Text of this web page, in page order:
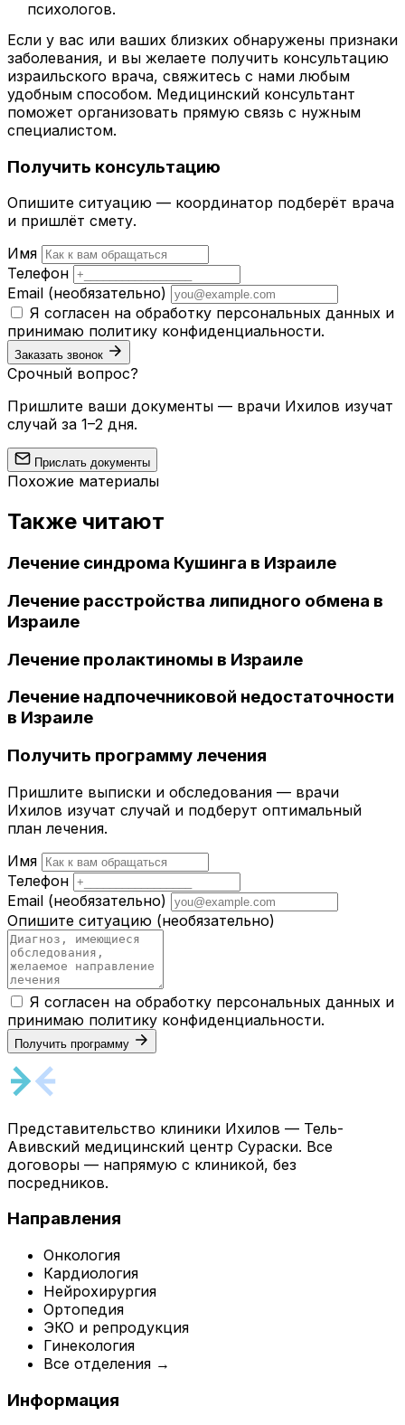
психологов.
Если у вас или ваших близких обнаружены признаки
заболевания, и вы желаете получить консультацию
израильского врача, свяжитесь с нами любым
удобным способом. Медицинский консультант
поможет организовать прямую связь с нужным
специалистом.
Получить консультацию
Опишите ситуацию — координатор подберёт врача
и пришлёт смету.
Имя
Телефон
Email (необязательно)
Я согласен на обработку персональных данных и
принимаю политику конфиденциальности.
Заказать звонок
Срочный вопрос?
Пришлите ваши документы — врачи Ихилов изучат
случай за 1–2 дня.
Прислать документы
Похожие материалы
Также читают
Лечение синдрома Кушинга в Израиле
Лечение расстройства липидного обмена в
Израиле
Лечение пролактиномы в Израиле
Лечение надпочечниковой недостаточности
в Израиле
Получить программу лечения
Пришлите выписки и обследования — врачи
Ихилов изучат случай и подберут оптимальный
план лечения.
Имя
Телефон
Email (необязательно)
Опишите ситуацию (необязательно)
Я согласен на обработку персональных данных и
принимаю политику конфиденциальности.
Получить программу
Представительство клиники Ихилов — Тель-
Авивский медицинский центр Сураски. Все
договоры — напрямую с клиникой, без
посредников.
Направления
Онкология
Кардиология
Нейрохирургия
Ортопедия
ЭКО и репродукция
Гинекология
Все отделения →
Информация